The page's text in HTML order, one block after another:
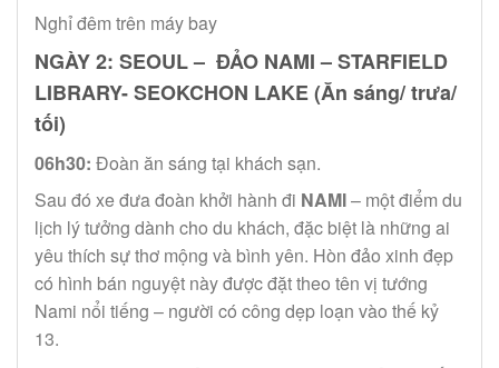
Nghỉ đêm trên máy bay
NGÀY 2: SEOUL – ĐẢO NAMI – STARFIELD
LIBRARY- SEOKCHON LAKE (Ăn sáng/ trưa/
tối)
06h30: Đoàn ăn sáng tại khách sạn.
Sau đó xe đưa đoàn khởi hành đi NAMI– một điểm du
lịch lý tưởng dành cho du khách, đặc biệt là những ai
yêu thích sự thơ mộng và bình yên. Hòn đảo xinh đẹp
có hình bán nguyệt này được đặt theo tên vị tướng
Nami nổi tiếng – người có công dẹp loạn vào thế kỷ
13.